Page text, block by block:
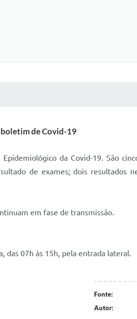
de Covid-19
da Covid-19. São
de exames; dois resultados
em fase de transmissão.
das 07h às 15h, pela entrada lateral.
Fonte:
Autor: